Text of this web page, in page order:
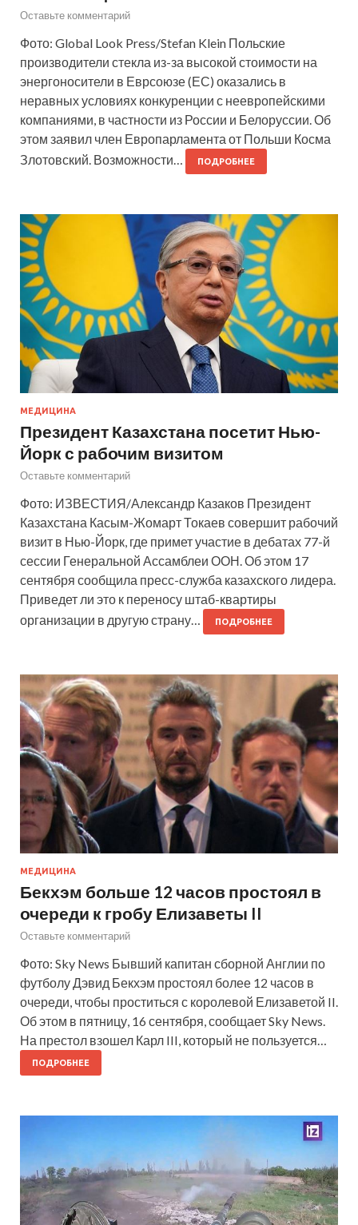
Оставьте комментарий
Фото: Global Look Press/Stefan Klein Польские
производители стекла из-за высокой стоимости на
энергоносители в Еврсоюзе (ЕС) оказались в
неравных условиях конкуренции с неевропейскими
компаниями, в частности из России и Белоруссии. Об
этом заявил член Европарламента от Польши Косма
Злотовский. Возможности…
ПОДРОБНЕЕ
МЕДИЦИНА
Президент Казахстана посетит Нью-
Йорк с рабочим визитом
Оставьте комментарий
Фото: ИЗВЕСТИЯ/Александр Казаков Президент
Казахстана Касым-Жомарт Токаев совершит рабочий
визит в Нью-Йорк, где примет участие в дебатах 77-й
сессии Генеральной Ассамблеи ООН. Об этом 17
сентября сообщила пресс-служба казахского лидера.
Приведет ли это к переносу штаб-квартиры
организации в другую страну…
ПОДРОБНЕЕ
МЕДИЦИНА
Бекхэм больше 12 часов простоял в
очереди к гробу Елизаветы II
Оставьте комментарий
Фото: Sky News Бывший капитан сборной Англии по
футболу Дэвид Бекхэм простоял более 12 часов в
очереди, чтобы проститься с королевой Елизаветой II.
Об этом в пятницу, 16 сентября, сообщает Sky News.
На престол взошел Карл III, который не пользуется…
ПОДРОБНЕЕ